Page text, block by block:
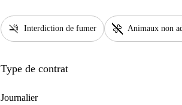
smoke_free Interdiction de fumer pet_supplies Animaux non
Type de contrat
Journalier